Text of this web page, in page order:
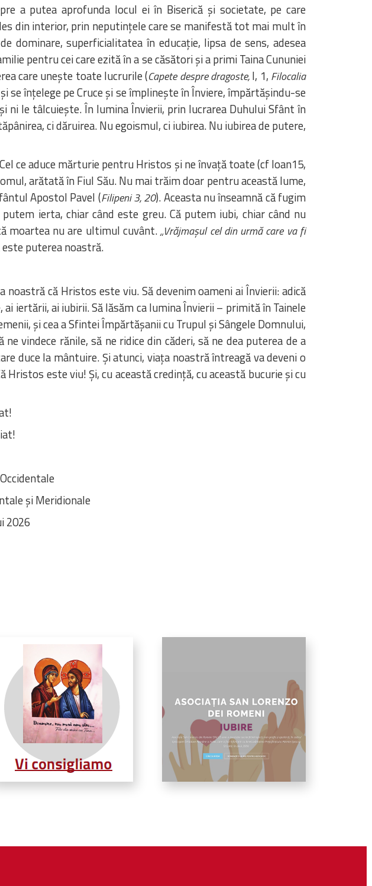
a putea aprofunda locul ei în Biserică și societate, pe care
din interior, prin neputințele care se manifestă tot mai mult în
dominare, superficialitatea în educație, lipsa de sens, adesea
pentru cei care ezită în a se căsători și a primi Taina Cununiei
care unește toate lucrurile (Capete despre dragoste,I, 1, Filocalia
se înțelege pe Cruce și se împlinește în Înviere, împărtășindu-se
ni le tâlcuiește. În lumina Învierii, prin lucrarea Duhului Sfânt în
ci dăruirea. Nu egoismul, ci iubirea. Nu iubirea de putere,
ce aduce mărturie pentru Hristos și ne învață toate (cf Ioan15,
arătată în Fiul Său. Nu mai trăim doar pentru această lume,
Apostol Pavel (Filipeni 3, 20). Aceasta nu înseamnă că fugim
ierta, chiar când este greu. Că putem iubi, chiar când nu
moartea nu are ultimul cuvânt.„Vrăjmașul cel din urmă care va fi
puterea noastră.
că Hristos este viu. Să devenim oameni ai Învierii: adică
iertării, ai iubirii. Să lăsăm ca lumina Învierii – primită în Tainele
și cea a Sfintei Împărtășanii cu Trupul și Sângele Domnului,
vindece rănile, să ne ridice din căderi, să ne dea puterea de a
duce la mântuire. Și atunci, viața noastră întreagă va deveni o
este viu! Și, cu această credință, cu această bucurie și cu
și Meridionale
2026